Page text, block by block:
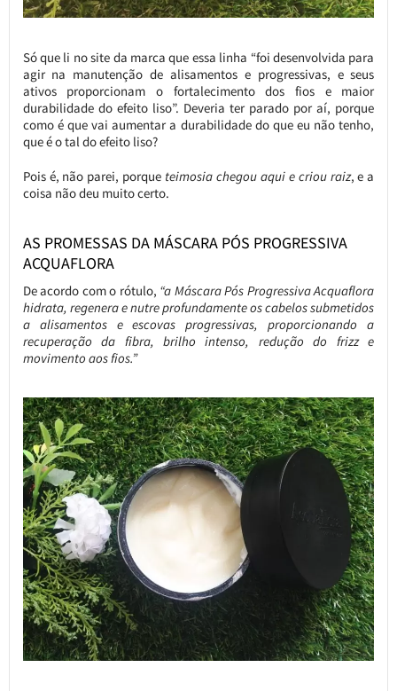
Só que li no site da marca que essa linha “foi desenvolvida para
agir na manutenção de alisamentos e progressivas, e seus
ativos proporcionam o fortalecimento dos fios e maior
durabilidade do efeito liso”. Deveria ter parado por aí, porque
como é que vai aumentar a durabilidade do que eu não tenho,
que é o tal do efeito liso?
Pois é, não parei, porque teimosia chegou aqui e criou raiz, e a
coisa não deu muito certo.
AS PROMESSAS DA MÁSCARA PÓS PROGRESSIVA
ACQUAFLORA
De acordo com o rótulo, “a Máscara Pós Progressiva Acquaflora
hidrata, regenera e nutre profundamente os cabelos submetidos
a alisamentos e escovas progressivas, proporcionando a
recuperação da fibra, brilho intenso, redução do frizz e
movimento aos fios.”